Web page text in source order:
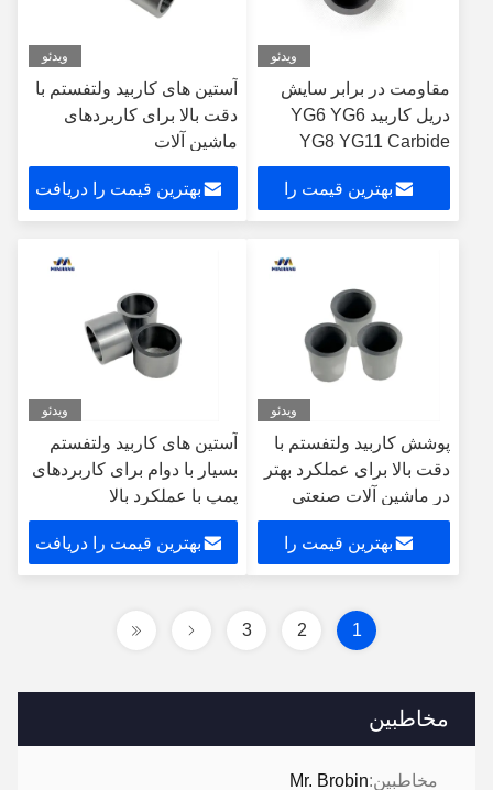
مخاطبین
مخاطبین:Mr. Brobin
ویدئو
مقاومت در برابر سایش
دریل کاربید YG6 YG6
YG8 YG11 Carbide
Bushing
بهترین قیمت را
ویدئو
آستین های کاربید ولتفستم با
دقت بالا برای کاربردهای
ماشین آلات
بهترین قیمت را دریافت
ویدئو
پوشش کاربید ولتفستم با
دقت بالا برای عملکرد بهتر
در ماشین آلات صنعتی
بهترین قیمت را
ویدئو
آستین های کاربید ولتفستم
بسیار با دوام برای کاربردهای
پمپ با عملکرد بالا
بهترین قیمت را دریافت
1
2
3